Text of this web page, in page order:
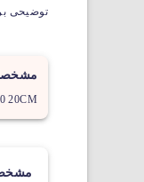
توضیحی
20CM